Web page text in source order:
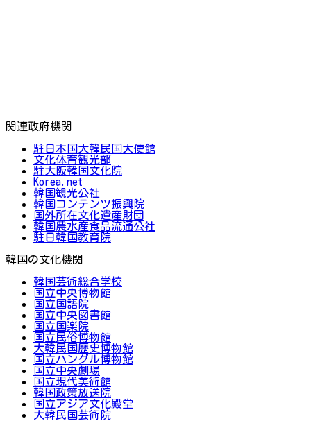
関連政府機関
駐日本国大韓民国大使館
文化体育観光部
駐大阪韓国文化院
Korea.net
韓国観光公社
韓国コンテンツ振興院
国外所在文化遺産財団
韓国農水産食品流通公社
駐日韓国教育院
韓国の文化機関
韓国芸術総合学校
国立中央博物館
国立国語院
国立中央図書館
国立国楽院
国立民俗博物館
大韓民国歴史博物館
国立ハングル博物館
国立中央劇場
国立現代美術館
韓国政策放送院
国立アジア文化殿堂
大韓民国芸術院